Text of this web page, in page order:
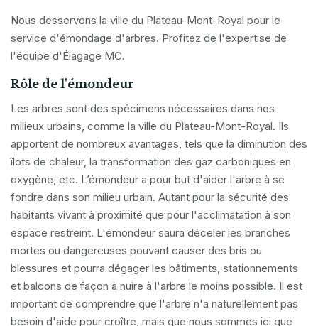
Nous desservons la ville du Plateau-Mont-Royal pour le
service d'émondage d'arbres. Profitez de l'expertise de
l'équipe d'Élagage MC.
Rôle de l'émondeur
Les arbres sont des spécimens nécessaires dans nos
milieux urbains, comme la ville du Plateau-Mont-Royal. Ils
apportent de nombreux avantages, tels que la diminution des
îlots de chaleur, la transformation des gaz carboniques en
oxygène, etc. L’émondeur a pour but d'aider l'arbre à se
fondre dans son milieu urbain. Autant pour la sécurité des
habitants vivant à proximité que pour l'acclimatation à son
espace restreint. L'émondeur saura déceler les branches
mortes ou dangereuses pouvant causer des bris ou
blessures et pourra dégager les bâtiments, stationnements
et balcons de façon à nuire à l'arbre le moins possible. Il est
important de comprendre que l'arbre n'a naturellement pas
besoin d'aide pour croître, mais que nous sommes ici que